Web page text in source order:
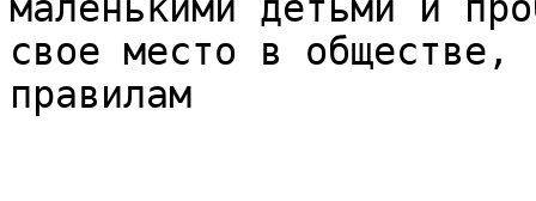
свое место в обществе,
правилам